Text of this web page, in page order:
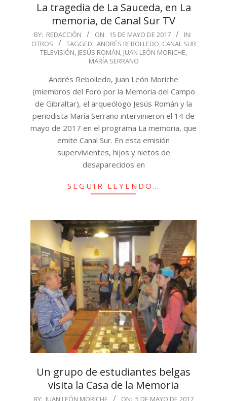
La tragedia de La Sauceda, en La
memoria, de Canal Sur TV
2017-
05-
BY: REDACCIÓN ON: 15 DE MAYO DE 2017
IN:
OTROS
TAGGED: ANDRÉS REBOLLEDO, CANAL SUR
TELEVISIÓN, JESÚS ROMÁN, JUAN LEÓN MORICHE,
MARÍA SERRANO
Andrés Rebolledo, Juan León Moriche
(miembros del Foro por la Memoria del Campo
de Gibraltar), el arqueólogo Jesús Román y la
periodista María Serrano intervinieron el 14 de
mayo de 2017 en el programa La memoria, que
emite Canal Sur. En esta emisión
supervivientes, hijos y nietos de
desaparecidos en
SEGUIR LEYENDO…
Un grupo de estudiantes belgas
visita la Casa de la Memoria
2017-
BY: JUAN LEÓN MORICHE ON: 5 DE MAYO DE 2017